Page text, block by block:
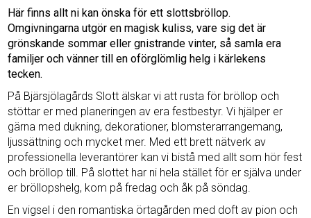
Här finns allt ni kan önska för ett slottsbröllop.
Omgivningarna utgör en magisk kuliss, vare sig det är
grönskande sommar eller gnistrande vinter, så samla era
familjer och vänner till en oförglömlig helg i kärlekens
tecken.
På Bjärsjölagårds Slott älskar vi att rusta för bröllop och
stöttar er med planeringen av era festbestyr. Vi hjälper er
gärna med dukning, dekorationer, blomsterarrangemang,
ljussättning och mycket mer. Med ett brett nätverk av
professionella leverantörer kan vi bistå med allt som hör fest
och bröllop till. På slottet har ni hela stället för er själva under
er bröllopshelg, kom på fredag och åk på söndag.
En vigsel i den romantiska örtagården med doft av pion och